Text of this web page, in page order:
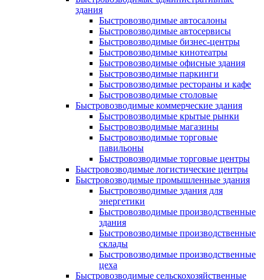
здания
Быстровозводимые автосалоны
Быстровозводимые автосервисы
Быстровозводимые бизнес-центры
Быстровозводимые кинотеатры
Быстровозводимые офисные здания
Быстровозводимые паркинги
Быстровозводимые рестораны и кафе
Быстровозводимые столовые
Быстровозводимые коммерческие здания
Быстровозводимые крытые рынки
Быстровозводимые магазины
Быстровозводимые торговые
павильоны
Быстровозводимые торговые центры
Быстровозводимые логистические центры
Быстровозводимые промышленные здания
Быстровозводимые здания для
энергетики
Быстровозводимые производственные
здания
Быстровозводимые производственные
склады
Быстровозводимые производственные
цеха
Быстровозводимые сельскохозяйственные